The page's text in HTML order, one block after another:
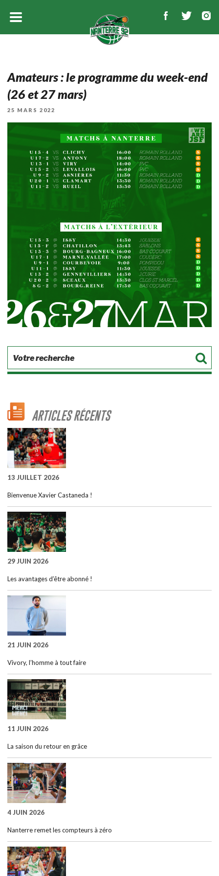
Amateurs : le programme du week-end
(26 et 27 mars)
PUBLIÉ
25 MARS 2022
ARTICLES RÉCENTS
13 JUILLET 2026
Bienvenue Xavier Castaneda !
29 JUIN 2026
Les avantages d’être abonné !
21 JUIN 2026
Vivory, l’homme à tout faire
11 JUIN 2026
La saison du retour en grâce
4 JUIN 2026
Nanterre remet les compteurs à zéro